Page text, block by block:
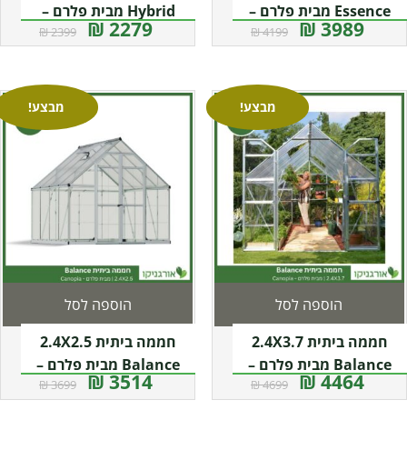
Essence מבית פלרם –
Canopia
3989 ₪
4199 ₪
Hybrid מבית פלרם –
Canopia
2279 ₪
2399 ₪
מבצע!
חממה ביתית 2.4X3.7
Balance מבית פלרם –
Canopia
4464 ₪
4699 ₪
הוספה לסל
מבצע!
חממה ביתית 2.4X2.5
Balance מבית פלרם –
Canopia
3514 ₪
3699 ₪
הוספה לסל